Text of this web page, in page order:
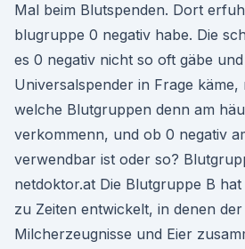
Mal beim Blutspenden. Dort
blugruppe 0 negativ habe. Die
es 0 negativ nicht so oft gäbe
Universalspender in Frage
welche Blutgruppen denn am
verkommenn, und ob 0 negativ
verwendbar ist oder so?
netdoktor.at Die Blutgruppe B
zu Zeiten entwickelt, in denen
Milcherzeugnisse und Eier